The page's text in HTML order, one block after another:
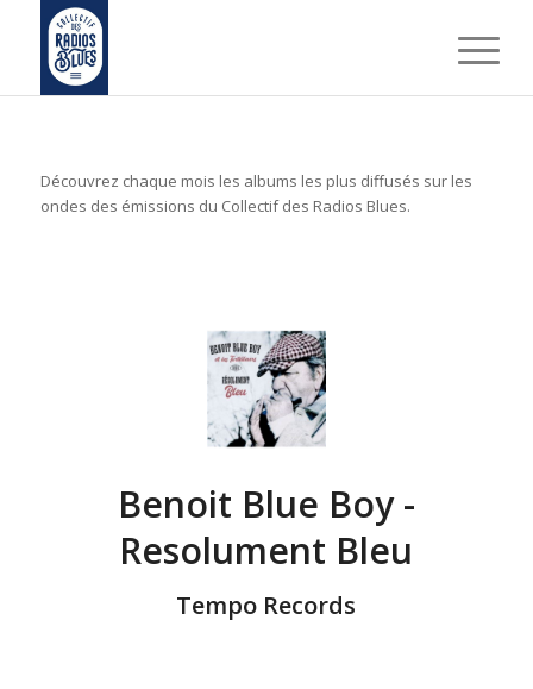
Découvrez chaque mois les albums les plus diffusés sur les
ondes des émissions du Collectif des Radios Blues.
Benoit Blue Boy -
Resolument Bleu
Tempo Records